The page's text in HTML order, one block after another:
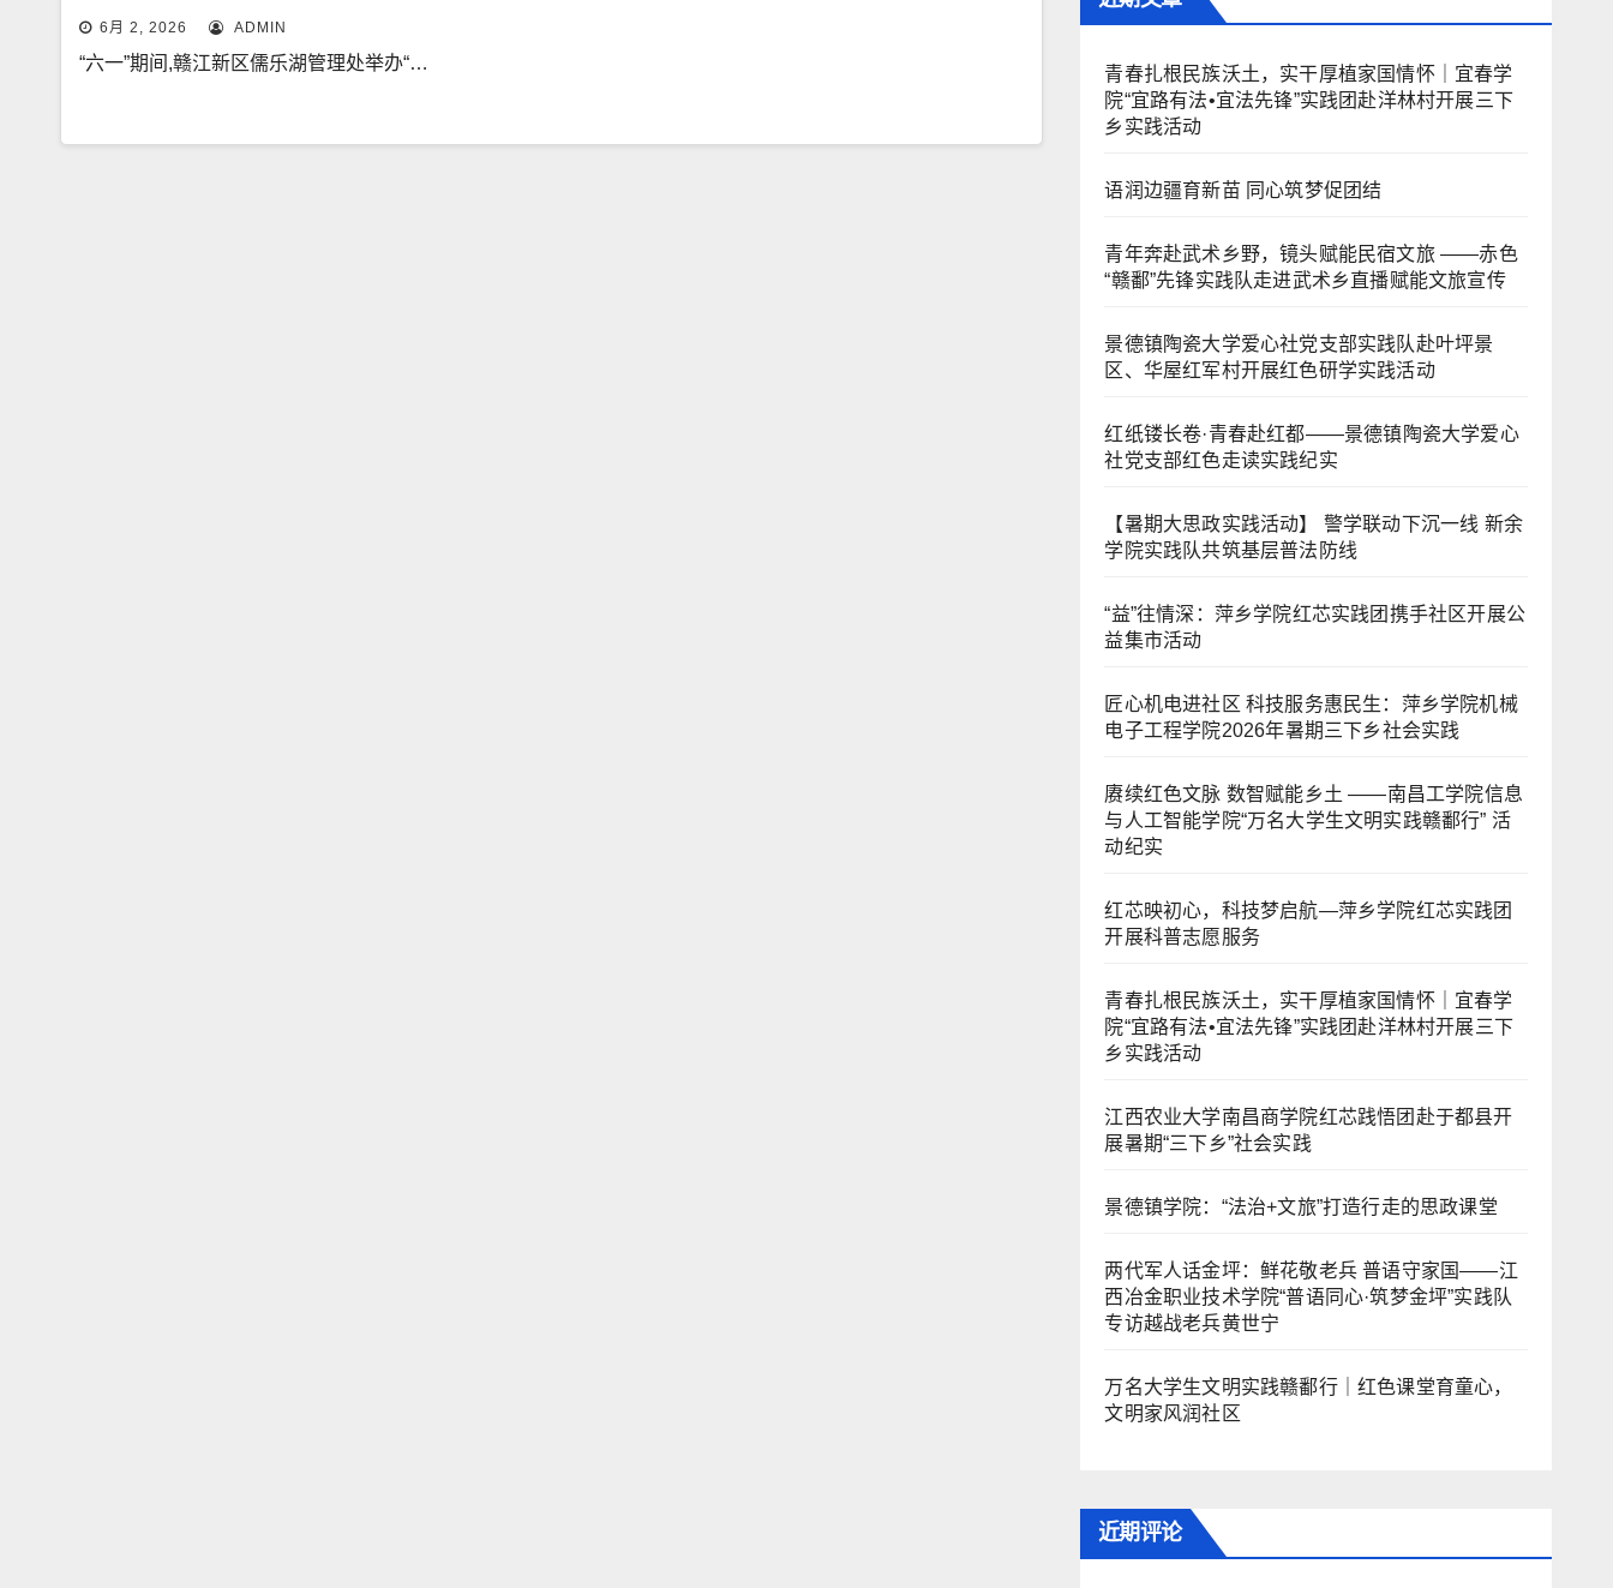
6月 2, 2026 ADMIN
“六一”期间,赣江新区儒乐湖管理处举办“…
青春扎根民族沃土，实干厚植家国情怀｜宜春学
院“宜路有法•宜法先锋”实践团赴洋林村开展三下
乡实践活动
语润边疆育新苗 同心筑梦促团结
青年奔赴武术乡野，镜头赋能民宿文旅 ——赤色
“赣鄱”先锋实践队走进武术乡直播赋能文旅宣传
景德镇陶瓷大学爱心社党支部实践队赴叶坪景
区、华屋红军村开展红色研学实践活动
红纸镂长卷·青春赴红都——景德镇陶瓷大学爱心
社党支部红色走读实践纪实
【暑期大思政实践活动】 警学联动下沉一线 新余
学院实践队共筑基层普法防线
“益”往情深：萍乡学院红芯实践团携手社区开展公
益集市活动
匠心机电进社区 科技服务惠民生：萍乡学院机械
电子工程学院2026年暑期三下乡社会实践
赓续红色文脉 数智赋能乡土 ——南昌工学院信息
与人工智能学院“万名大学生文明实践赣鄱行” 活
动纪实
红芯映初心，科技梦启航—萍乡学院红芯实践团
开展科普志愿服务
青春扎根民族沃土，实干厚植家国情怀｜宜春学
院“宜路有法•宜法先锋”实践团赴洋林村开展三下
乡实践活动
江西农业大学南昌商学院红芯践悟团赴于都县开
展暑期“三下乡”社会实践
景德镇学院：“法治+文旅”打造行走的思政课堂
两代军人话金坪：鲜花敬老兵 普语守家国——江
西冶金职业技术学院“普语同心·筑梦金坪”实践队
专访越战老兵黄世宁
万名大学生文明实践赣鄱行｜红色课堂育童心，
文明家风润社区
近期评论